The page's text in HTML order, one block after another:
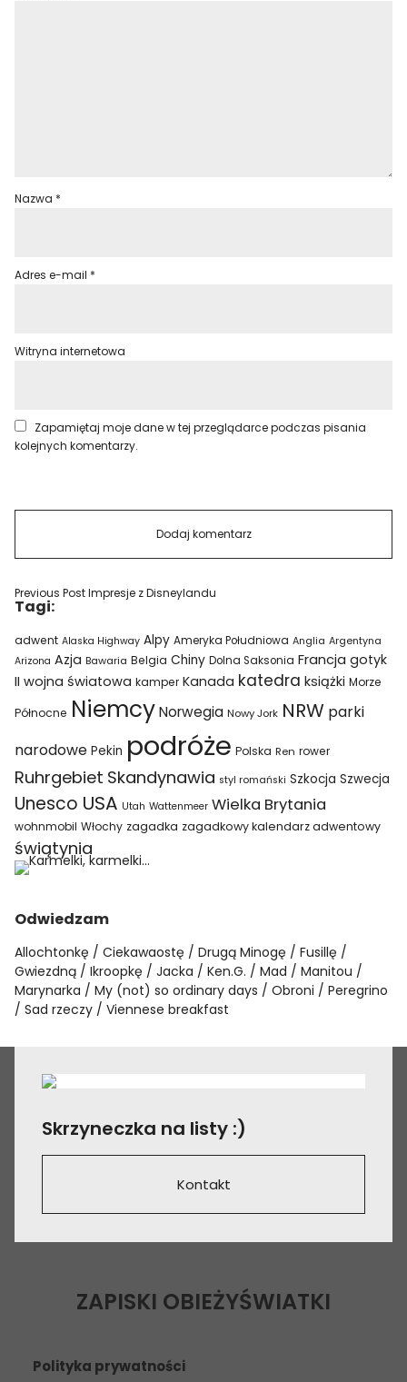
Nazwa *
Adres e-mail *
Witryna internetowa
Zapamiętaj moje dane w tej przeglądarce podczas pisania
kolejnych komentarzy.
Previous PostImpresje z Disneylandu
Tagi:
adwent Alaska Highway Alpy Ameryka Południowa Anglia Argentyna
Arizona Azja Bawaria Belgia Chiny Dolna Saksonia Francja gotyk
II wojna światowa kamper Kanada katedra książki Morze
Północne Niemcy Norwegia Nowy Jork NRW parki
narodowe Pekin podróże Polska Ren rower
Ruhrgebiet Skandynawia styl romański Szkocja Szwecja
Unesco USA Utah Wattenmeer Wielka Brytania
wohnmobil Włochy zagadka zagadkowy kalendarz adwentowy
świątynia
Odwiedzam
Allochtonkę Ciekawaostę Drugą Minogę
Fusillę
Gwiezdną
Ikroopkę Jacka Ken.G. Mad
Manitou
Marynarka
My (not) so ordinary days Obroni
Peregrino
Sad rzeczy
Viennese breakfast
Skrzyneczka na listy :)
Kontakt
ZAPISKI OBIEŻYŚWIATKI
Polityka prywatności